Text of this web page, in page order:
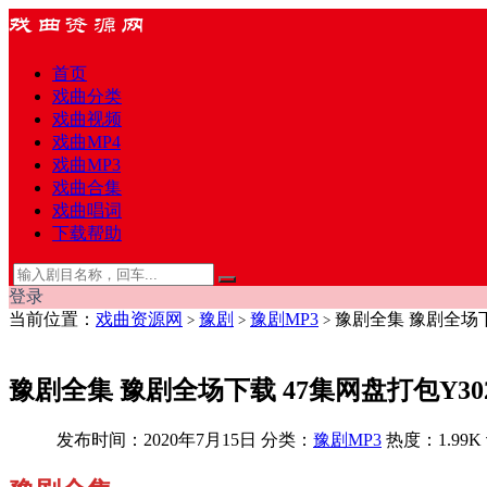
首页
戏曲分类
戏曲视频
戏曲MP4
戏曲MP3
戏曲合集
戏曲唱词
下载帮助
登录
当前位置： 戏曲资源网 > 豫剧 > 豫剧MP3 > 豫剧全集 豫剧全场
豫剧全集 豫剧全场下载 47集网盘打包
发布时间：2020年7月15日 分类： 豫剧MP3 热度：1.99K